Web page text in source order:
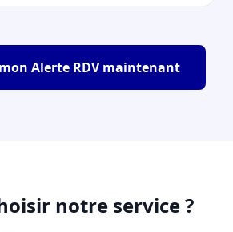
Alerte RDV maintenant
notre service ?